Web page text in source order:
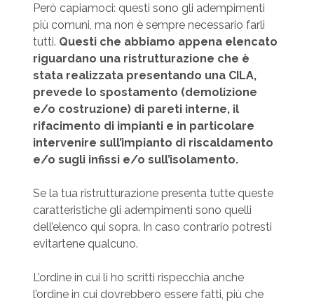
Però capiamoci: questi sono gli adempimenti
più comuni, ma non è sempre necessario farli
tutti. Questi che abbiamo appena elencato
riguardano una ristrutturazione che è
stata realizzata presentando una CILA,
prevede lo spostamento (demolizione
e/o costruzione) di pareti interne, il
rifacimento di impianti e in particolare
intervenire sull’impianto di riscaldamento
e/o sugli infissi e/o sull’isolamento.
Se la tua ristrutturazione presenta tutte queste
caratteristiche gli adempimenti sono quelli
dell’elenco qui sopra. In caso contrario potresti
evitartene qualcuno.
L’ordine in cui li ho scritti rispecchia anche
l’ordine in cui dovrebbero essere fatti, più che